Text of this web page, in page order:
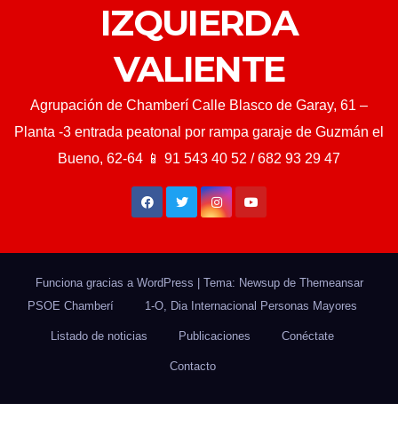
IZQUIERDA
VALIENTE
Agrupación de Chamberí Calle Blasco de Garay, 61 –
Planta -3 entrada peatonal por rampa garaje de Guzmán el
Bueno, 62-64 📱 91 543 40 52 / 682 93 29 47
Funciona gracias a WordPress Tema: Newsup de Themeansar
PSOE Chamberí
1-O, Dia Internacional Personas Mayores
Listado de noticias Publicaciones Conéctate
Contacto